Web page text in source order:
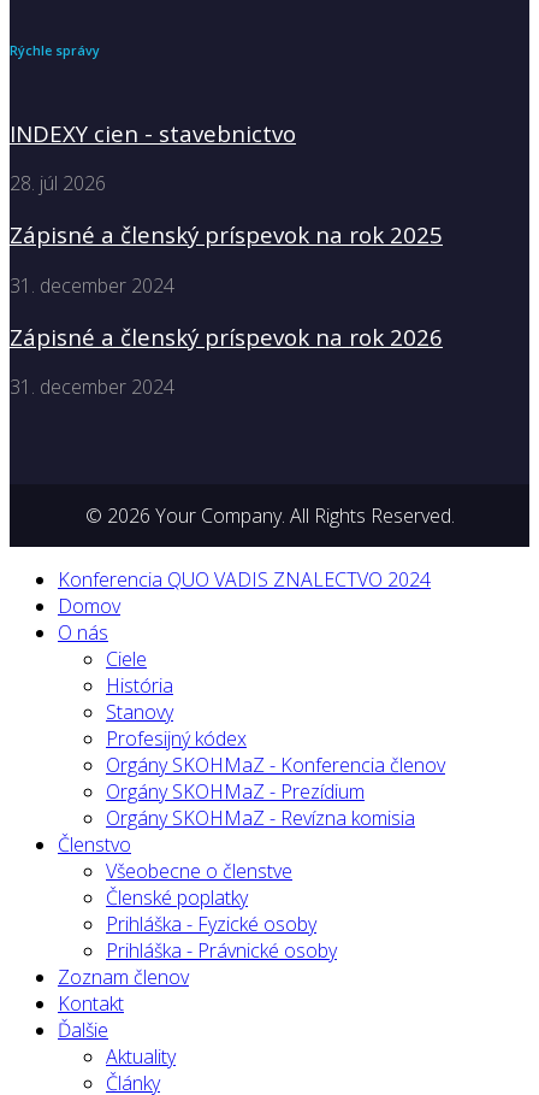
Rýchle správy
INDEXY cien - stavebnictvo
28. júl 2026
Zápisné a členský príspevok na rok 2025
31. december 2024
Zápisné a členský príspevok na rok 2026
31. december 2024
© 2026 Your Company. All Rights Reserved.
Konferencia QUO VADIS ZNALECTVO 2024
Domov
O nás
Ciele
História
Stanovy
Profesijný kódex
Orgány SKOHMaZ - Konferencia členov
Orgány SKOHMaZ - Prezídium
Orgány SKOHMaZ - Revízna komisia
Členstvo
Všeobecne o členstve
Členské poplatky
Prihláška - Fyzické osoby
Prihláška - Právnické osoby
Zoznam členov
Kontakt
Ďalšie
Aktuality
Články